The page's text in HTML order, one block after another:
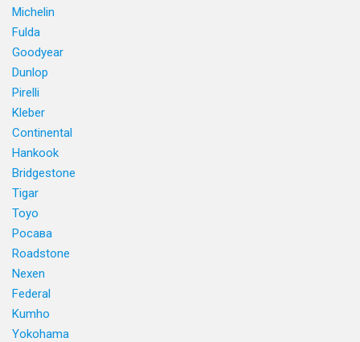
Michelin
Fulda
Goodyear
Dunlop
Pirelli
Kleber
Continental
Hankook
Bridgestone
Tigar
Toyo
Росава
Roadstone
Nexen
Federal
Kumho
Yokohama